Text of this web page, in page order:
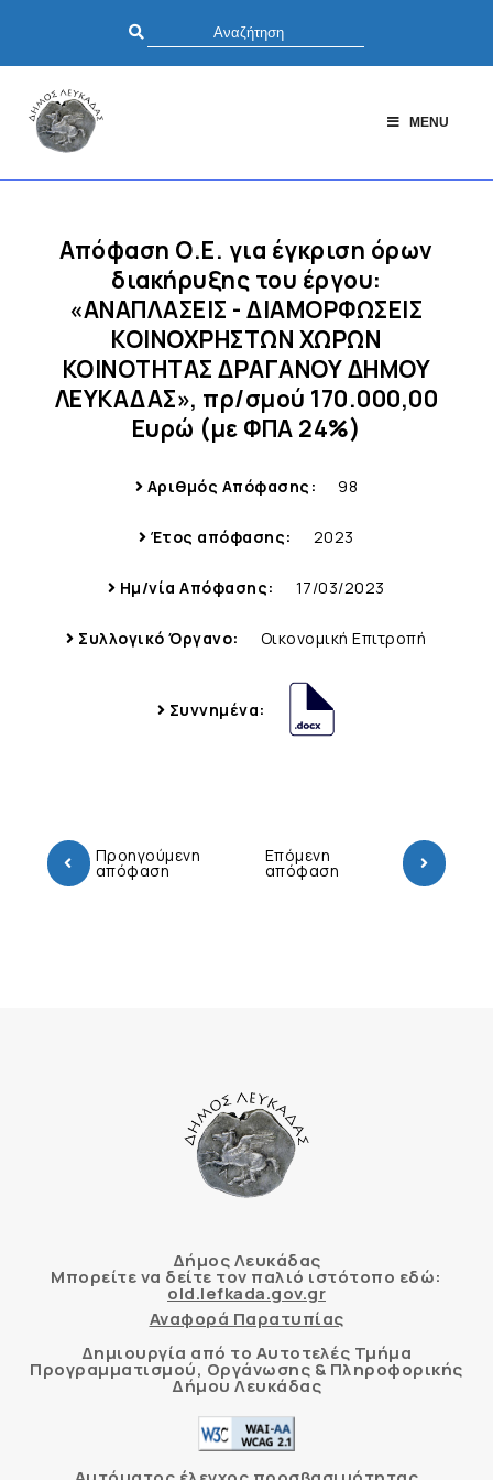
MENU
Απόφαση Ο.Ε. για έγκριση όρων
διακήρυξης του έργου:
«ΑΝΑΠΛΑΣΕΙΣ - ΔΙΑΜΟΡΦΩΣΕΙΣ
ΚΟΙΝΟΧΡΗΣΤΩΝ ΧΩΡΩΝ
ΚΟΙΝΟΤΗΤΑΣ ΔΡΑΓΑΝΟΥ ΔΗΜΟΥ
ΛΕΥΚΑΔΑΣ», πρ/σμού 170.000,00
Ευρώ (με ΦΠΑ 24%)
Αριθμός Απόφασης: 98
Έτος απόφασης: 2023
Ημ/νία Απόφασης: 17/03/2023
Συλλογικό Όργανο: Οικονομική Επιτροπή
Συννημένα:
Προηγούμενη
απόφαση
Επόμενη
απόφαση
Δήμος Λευκάδας
Μπορείτε να δείτε τον παλιό ιστότοπο εδώ:
old.lefkada.gov.gr
Αναφορά Παρατυπίας
Δημιουργία από το Αυτοτελές Τμήμα
Προγραμματισμού, Οργάνωσης & Πληροφορικής
Δήμου Λευκάδας